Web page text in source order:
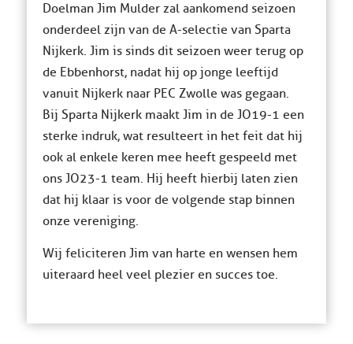
Doelman Jim Mulder zal aankomend seizoen
onderdeel zijn van de A-selectie van Sparta
Nijkerk. Jim is sinds dit seizoen weer terug op
de Ebbenhorst, nadat hij op jonge leeftijd
vanuit Nijkerk naar PEC Zwolle was gegaan.
Bij Sparta Nijkerk maakt Jim in de JO19-1 een
sterke indruk, wat resulteert in het feit dat hij
ook al enkele keren mee heeft gespeeld met
ons JO23-1 team. Hij heeft hierbij laten zien
dat hij klaar is voor de volgende stap binnen
onze vereniging.
Wij feliciteren Jim van harte en wensen hem
uiteraard heel veel plezier en succes toe.